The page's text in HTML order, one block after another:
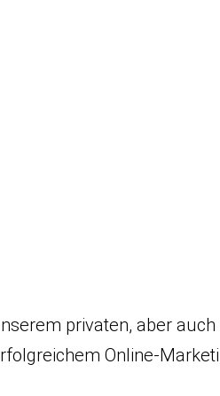
privaten, aber
Online-